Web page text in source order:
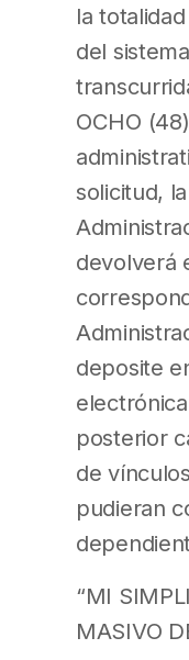
la
del
OCHO
solicitud,
devolverá
deposite
posterior
de
pudieran
“MI
MASIVO